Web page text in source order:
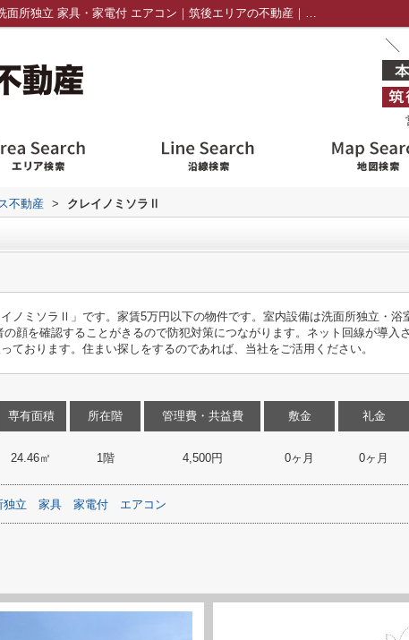
クレイノミソラⅡ103｜給湯 浴室乾燥機 洗面所独立 家具・家電付 エアコン｜筑後エリアの不動産｜株式会社アドバイス不動産
不動産 > クレイノミソラⅡ
ノミソラⅡ」です。家賃5万円以下の物件です。室内設備は洗面所独立・浴
顔を確認することがきるので防犯対策につながります。ネット回線が導入
ております。住まい探しをするのであれば、当社をご活用ください。
専有面積
24.46㎡
所在階
1階
管理費・共益費
4,500円
敷金
0ヶ月
礼金
0ヶ月
独立 家具 家電付 エアコン